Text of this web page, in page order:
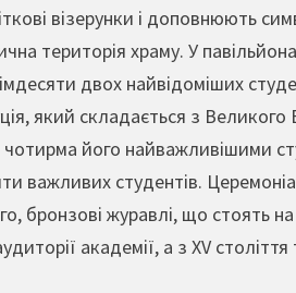
візерунки і доповнюють
територія храму. У
двох найвідоміших
який складається з Великого
його найважливішими
важливих студентів.
бронзові журавлі, що стоять
академії, а з ХV